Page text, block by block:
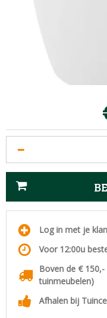
Log in met je
Voor 12:00u
Boven de €
tuinmeubelen)
Afhalen bij